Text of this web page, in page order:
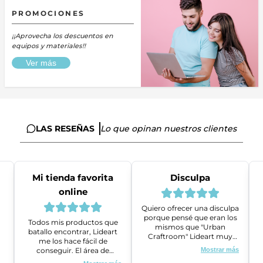
PROMOCIONES
¡¡Aprovecha los descuentos en
equipos y materiales!!
Ver más
LAS RESEÑAS Lo que opinan nuestros clientes
Mi tienda favorita
online
Todos mis productos que
batallo encontrar, Lideart
me los hace fácil de
conseguir. El área de
ventas es super amable y
Disculpa
Quiero ofrecer una disculpa
porque pensé que eran los
mismos que "Urban
Craftroom" Lideart muy
amables me ayudaron a
gestionar un problema que
Mostrar más